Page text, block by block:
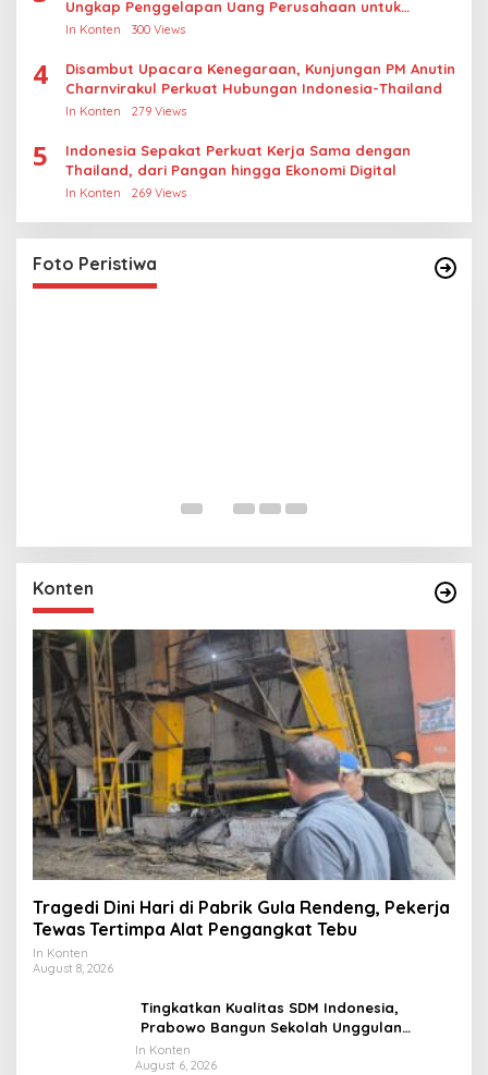
Ungkap Penggelapan Uang Perusahaan untuk
Crypto
In Konten 300 Views
4
Disambut Upacara Kenegaraan, Kunjungan PM Anutin
Charnvirakul Perkuat Hubungan Indonesia-Thailand
In Konten 279 Views
5
Indonesia Sepakat Perkuat Kerja Sama dengan
Thailand, dari Pangan hingga Ekonomi Digital
In Konten 269 Views
Foto Peristiwa
Penembakan Senjata Khusus TNI
In Foto Peristiwa |
Konten
Tragedi Dini Hari di Pabrik Gula Rendeng, Pekerja
Tewas Tertimpa Alat Pengangkat Tebu
In Konten
August 8, 2026
Tingkatkan Kualitas SDM Indonesia,
Prabowo Bangun Sekolah Unggulan
hingga Undang Universitas Terbaik Dunia
In Konten
August 6, 2026